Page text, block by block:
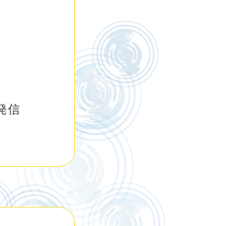
信